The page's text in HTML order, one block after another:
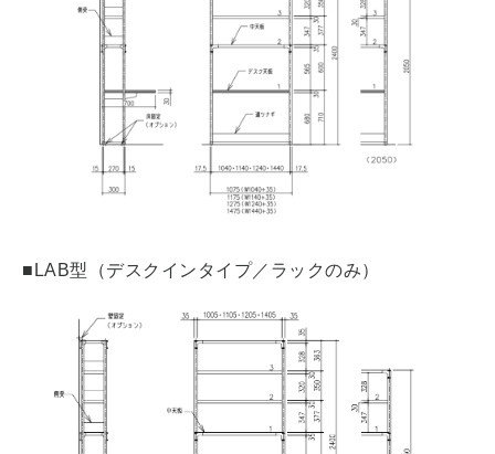
■LAB型（デスクインタイプ／ラックのみ）